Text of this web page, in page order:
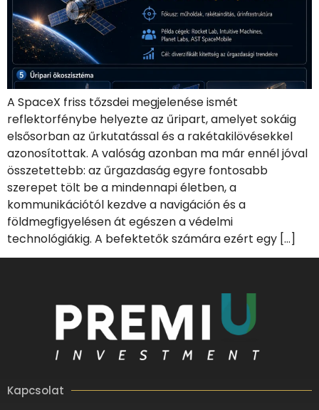
A SpaceX friss tőzsdei megjelenése ismét
reflektorfénybe helyezte az űripart, amelyet sokáig
elsősorban az űrkutatással és a rakétakilövésekkel
azonosítottak. A valóság azonban ma már ennél jóval
összetettebb: az űrgazdaság egyre fontosabb
szerepet tölt be a mindennapi életben, a
kommunikációtól kezdve a navigáción és a
földmegfigyelésen át egészen a védelmi
technológiákig. A befektetők számára ezért egy […]
Kapcsolat